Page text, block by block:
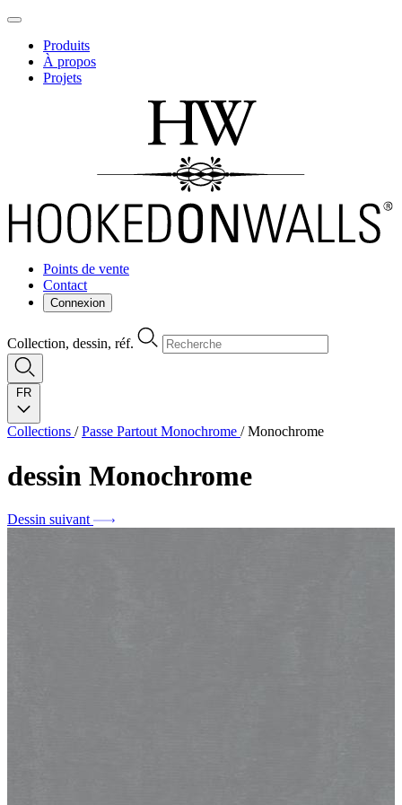
Produits
À propos
Projets
Points de vente
Contact
Connexion
Collection, dessin, réf.
FR
Collections / Passe Partout Monochrome / Monochrome
dessin Monochrome
Dessin suivant